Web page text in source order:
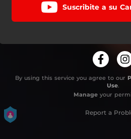
Suscribite a su
By using this service you agree to our
Use.
Manageyour
Report a